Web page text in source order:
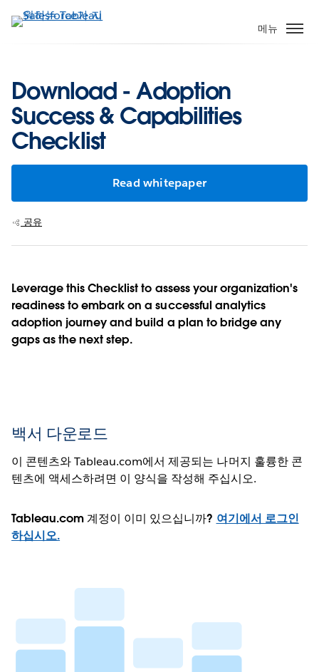
요
기
메뉴
Download - Adoption
Success & Capabilities
Checklist
Read whitepaper
공유
Leverage this Checklist to assess your organization's
readiness to embark on a successful analytics
adoption journey and build a plan to bridge any
gaps as the next step.
백서 다운로드
이 콘텐츠와 Tableau.com에서 제공되는 나머지 훌륭한 콘
텐츠에 액세스하려면 이 양식을 작성해 주십시오.
Tableau.com 계정이 이미 있으십니까? 여기에서 로그인
하십시오.